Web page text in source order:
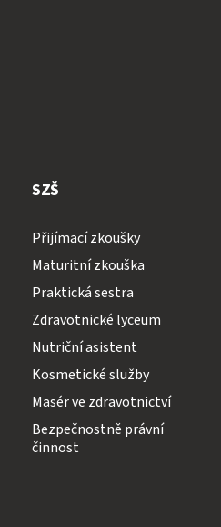
SZŠ
Přijímací zkoušky
Maturitní zkouška
Praktická sestra
Zdravotnické lyceum
Nutriční asistent
Kosmetické služby
Masér ve zdravotnictví
Bezpečnostně právní
činnost